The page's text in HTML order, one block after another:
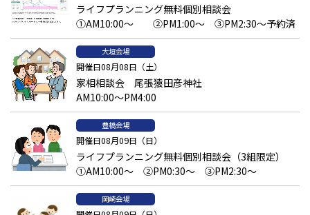
ライフプランニング無料個別相談会
①AM10:00～ ②PM1:00～ ③PM2:30～予約済
大垣会場
開催日08月08日（土）
家相相談会 尾張猿田彦神社
AM10:00～PM4:00
豊橋会場
開催日08月09日（日）
ライフプランニング無料個別相談会（3組限定）
①AM10:00～ ②PM0:30～ ③PM2:30～
岡崎会場